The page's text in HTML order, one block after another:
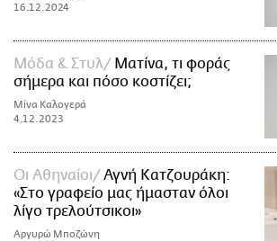
16.12.2024
Μόδα & Στυλ
Ματίνα, τι φοράς
σήμερα και πόσο κοστίζει;
Μίνα Καλογερά
4.12.2023
Οι Αθηναίοι
Αγνή Κατζουράκη:
«Στο γραφείο μας ήμασταν όλοι
λίγο τρελούτσικοι»
Αργυρώ Μποζώνη